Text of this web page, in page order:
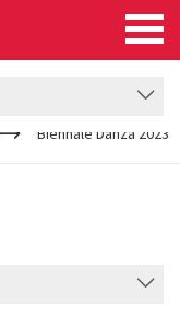
Biennale Danza 2023